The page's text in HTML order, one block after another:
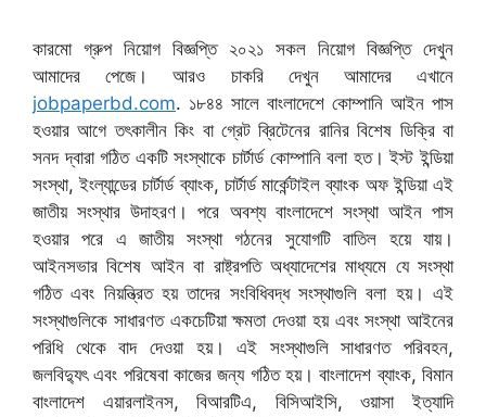
কারমো গ্রুপ নিয়োগ বিজ্ঞপ্তি ২০২১ সকল নিয়োগ বিজ্ঞপ্তি দেখুন
আমাদের পেজে। আরও চাকরি দেখুন আমাদের এখানে
jobpaperbd.com. ১৮৪৪ সালে বাংলাদেশে কোম্পানি আইন পাস
হওয়ার আগে তৎকালীন কিং বা গ্রেট ব্রিটেনের রানির বিশেষ ডিক্রি বা
সনদ দ্বারা গঠিত একটি সংস্থাকে চার্টার্ড কোম্পানি বলা হত। ইস্ট ইন্ডিয়া
সংস্থা, ইংল্যান্ডের চার্টার্ড ব্যাংক, চার্টার্ড মার্কেন্টাইল ব্যাংক অফ ইন্ডিয়া এই
জাতীয় সংস্থার উদাহরণ। পরে অবশ্য বাংলাদেশে সংস্থা আইন পাস
হওয়ার পরে এ জাতীয় সংস্থা গঠনের সুযোগটি বাতিল হয়ে যায়।
আইনসভার বিশেষ আইন বা রাষ্ট্রপতি অধ্যাদেশের মাধ্যমে যে সংস্থা
গঠিত এবং নিয়ন্ত্রিত হয় তাদের সংবিধিবদ্ধ সংস্থাগুলি বলা হয়। এই
সংস্থাগুলিকে সাধারণত একচেটিয়া ক্ষমতা দেওয়া হয় এবং সংস্থা আইনের
পরিধি থেকে বাদ দেওয়া হয়। এই সংস্থাগুলি সাধারণত পরিবহন,
জলবিদ্যুৎ এবং পরিষেবা কাজের জন্য গঠিত হয়। বাংলাদেশ ব্যাংক, বিমান
বাংলাদেশ এয়ারলাইনস, বিআরটিএ, বিসিআইসি, ওয়াসা ইত্যাদি